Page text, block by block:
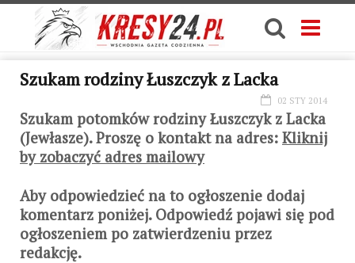
Szukam rodziny Łuszczyk z Lacka
02 STY 2014
Szukam potomków rodziny Łuszczyk z Lacka
(Jewłasze). Proszę o kontakt na adres: Kliknij
by zobaczyć adres mailowy
Aby odpowiedzieć na to ogłoszenie dodaj
komentarz poniżej. Odpowiedź pojawi się pod
ogłoszeniem po zatwierdzeniu przez
redakcję.